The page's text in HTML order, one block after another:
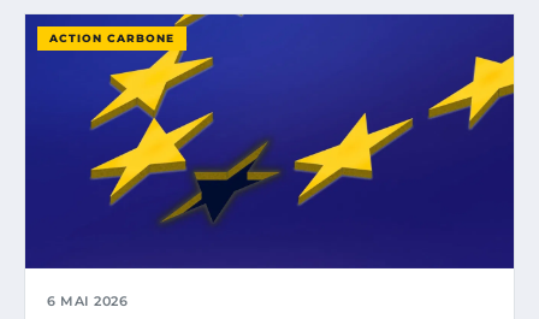
ACTION CARBONE
6 MAI 2026